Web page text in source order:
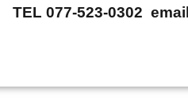
TEL 077-523-0302